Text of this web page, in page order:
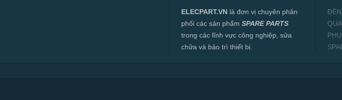
ELECPART.VN là đơn vị chuyên phân
phối các sản phẩm SPARE PARTS
trong các lĩnh vực công nghiệp, sửa
chữa và bảo trì thiết bị.
ĐÈN